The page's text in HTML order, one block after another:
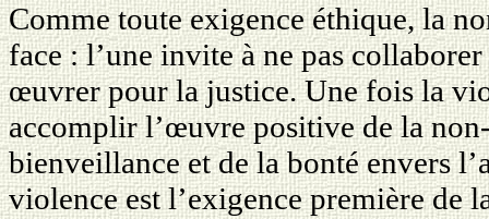
Comme toute exigence éthique, la
face : l’une invite à ne pas
œuvrer pour la justice. Une fois la
accomplir l’œuvre positive de la
bienveillance et de la bonté envers
violence est l’exigence première de